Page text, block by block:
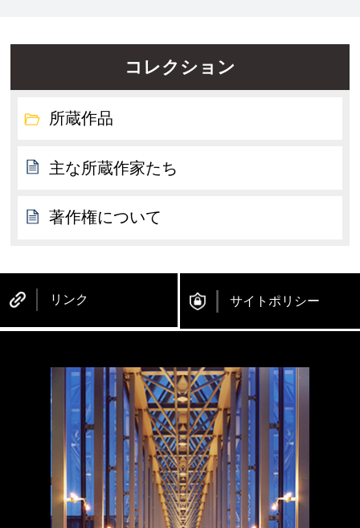
コレクション
所蔵作品
主な所蔵作家たち
著作権について
リンク サイトポリシー